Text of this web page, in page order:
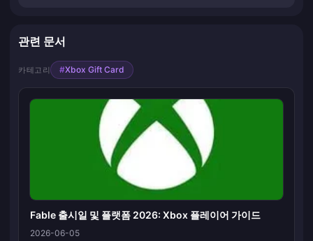
관련 문서
카테고리 #Xbox Gift Card
Fable 출시일 및 플랫폼 2026: Xbox 플레이어 가이드
2026-06-05